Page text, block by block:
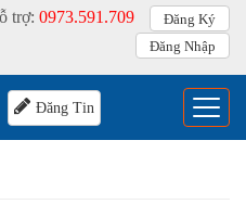
trợ: 0973.591.709
Đăng Ký
Đăng Nhập
Đăng Tin Menu